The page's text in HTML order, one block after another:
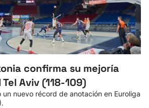
confirma su mejoría
Aviv (118-109)
un nuevo récord de anotación en Euroliga